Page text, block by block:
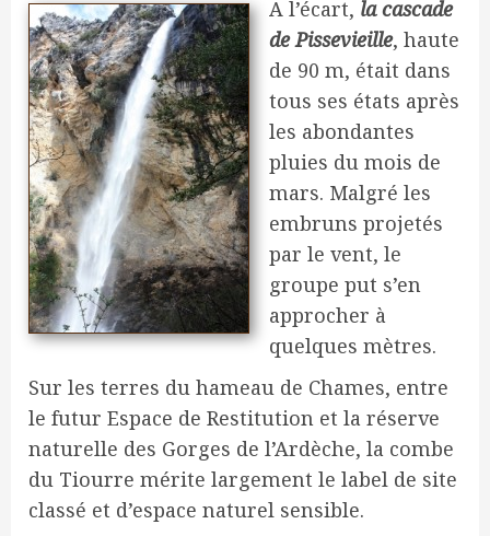
A l’écart, la cascade
de Pissevieille, haute
de 90 m, était dans
tous ses états après
les abondantes
pluies du mois de
mars. Malgré les
embruns projetés
par le vent, le
groupe put s’en
approcher à
quelques mètres.
Sur les terres du hameau de Chames, entre
le futur Espace de Restitution et la réserve
naturelle des Gorges de l’Ardèche, la combe
du Tiourre mérite largement le label de site
classé et d’espace naturel sensible.